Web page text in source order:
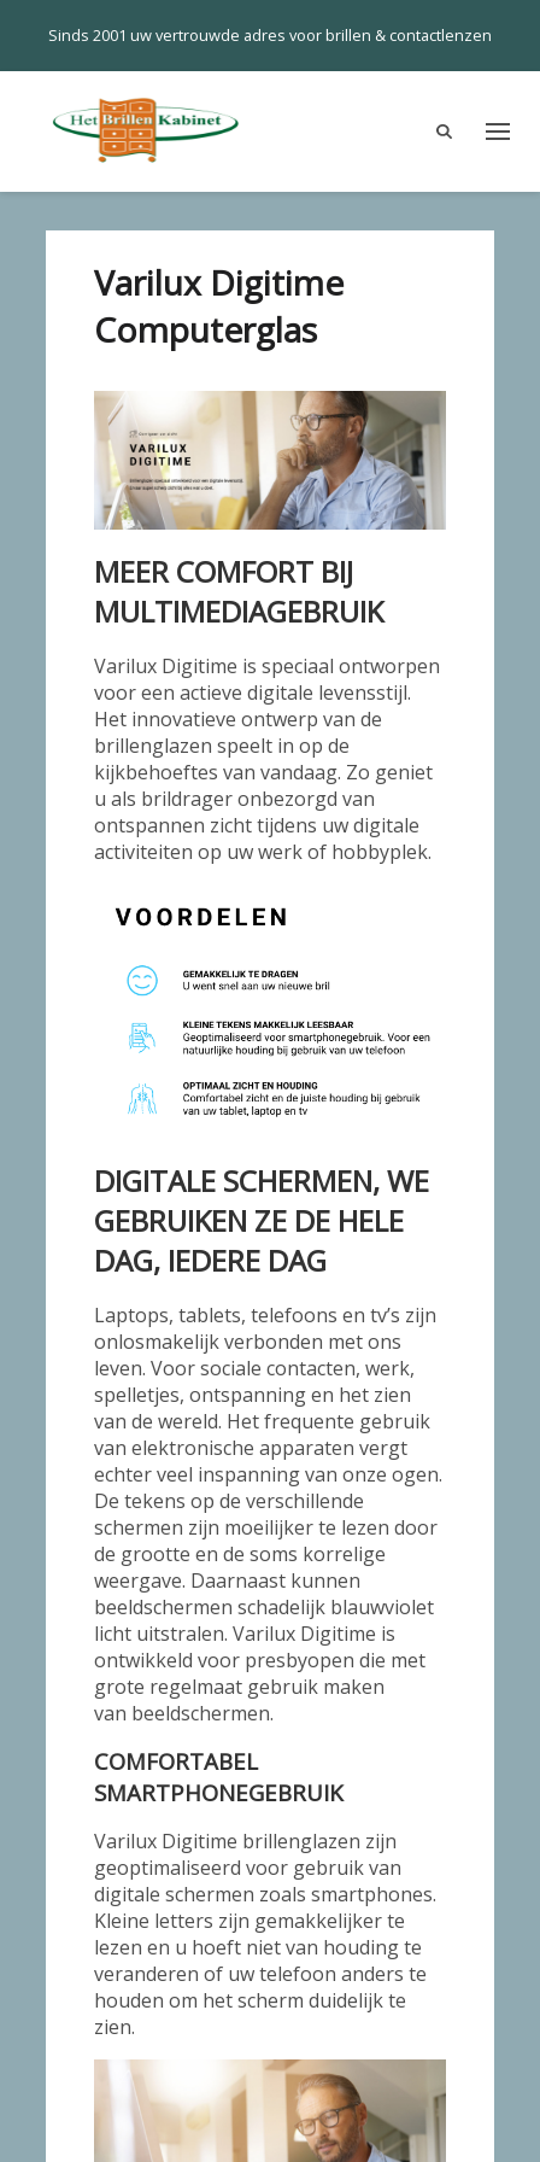
Sinds 2001 uw vertrouwde adres voor brillen & contactlenzen
Varilux Digitime
Computerglas
MEER COMFORT BIJ
MULTIMEDIAGEBRUIK
Varilux Digitime is speciaal ontworpen
voor een actieve digitale levensstijl.
Het innovatieve ontwerp van de
brillenglazen speelt in op de
kijkbehoeftes van vandaag. Zo geniet
u als brildrager onbezorgd van
ontspannen zicht tijdens uw digitale
activiteiten op uw werk of hobbyplek.
DIGITALE SCHERMEN, WE
GEBRUIKEN ZE DE HELE
DAG, IEDERE DAG
Laptops, tablets, telefoons en tv’s zijn
onlosmakelijk verbonden met ons
leven. Voor sociale contacten, werk,
spelletjes, ontspanning en het zien
van de wereld. Het frequente gebruik
van elektronische apparaten vergt
echter veel inspanning van onze ogen.
De tekens op de verschillende
schermen zijn moeilijker te lezen door
de grootte en de soms korrelige
weergave. Daarnaast kunnen
beeldschermen schadelijk blauwviolet
licht uitstralen. Varilux Digitime is
ontwikkeld voor presbyopen die met
grote regelmaat gebruik maken
van beeldschermen.
COMFORTABEL
SMARTPHONEGEBRUIK
Varilux Digitime brillenglazen zijn
geoptimaliseerd voor gebruik van
digitale schermen zoals smartphones.
Kleine letters zijn gemakkelijker te
lezen en u hoeft niet van houding te
veranderen of uw telefoon anders te
houden om het scherm duidelijk te
zien.